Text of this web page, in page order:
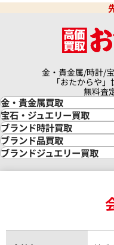
金・貴金属/時計/
「おたからや
無料査
金・貴金属買取
金買取
金の相場価格情報
金の参考買取価格一覧
インゴット買取
インゴットの相場価格情報
24金買取
金貨買取
宝石・ジュエリー買取
宝石・ジュエリー買取
ダイヤモンド買取
ダイヤモンド・宝石の参考
リング・結婚指輪買取
エメラルド買取
トパーズ買取
ブランド時計買取
時計買取
ロレックス買取
ロレックス デイトナ買取
ロレックス サブマリーナー
ロレックス エクスプロー
ロレックス デイトジャスト
パテック フィリップ買取
ブランド品買取
ブランド買取
ルイ・ヴィトン買取
ルイ・ヴィトン買取の参考
ブランドジュエリー買取
ヴァンクリーフ＆アーペル